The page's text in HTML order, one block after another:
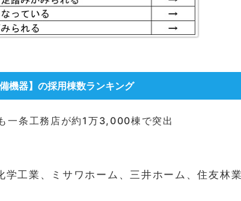
機器】の採用棟数ランキング
一条工務店が約1万3,000棟で突出
工業、ミサワホーム、三井ホーム、住友林